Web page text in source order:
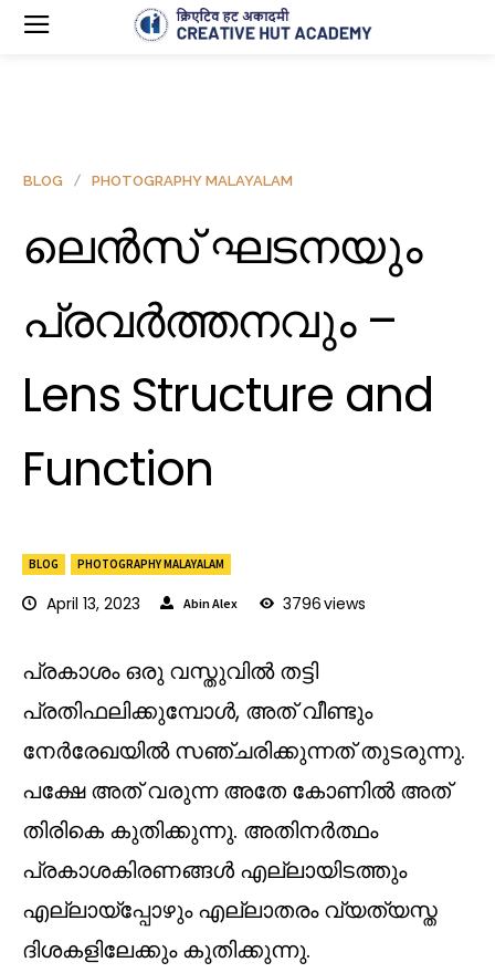
BLOG PHOTOGRAPHY MALAYALAM
April 13, 2023 Abin Alex 3796views
BLOG PHOTOGRAPHY MALAYALAM
ലെൻസ് ഘടനയും
പ്രവര്‍ത്തനവും –
Lens Structure and
Function
പ്രകാശം ഒരു വസ്തുവിൽ തട്ടി
പ്രതിഫലിക്കുമ്പോൾ, അത് വീണ്ടും
നേർരേഖയിൽ സഞ്ചരിക്കുന്നത് തുടരുന്നു.
പക്ഷേ അത് വരുന്ന അതേ കോണിൽ അത്
തിരികെ കുതിക്കുന്നു. അതിനർത്ഥം
പ്രകാശകിരണങ്ങൾ എല്ലായിടത്തും
എല്ലായ്പ്പോഴും എല്ലാതരം വ്യത്യസ്ത
ദിശകളിലേക്കും കുതിക്കുന്നു.